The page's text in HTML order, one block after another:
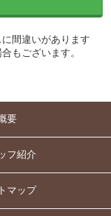
間違いがあります
もございます。
要
フ紹介
マップ